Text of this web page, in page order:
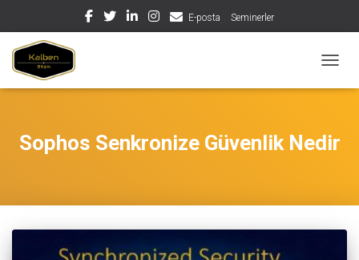
E-posta Seminerler
Sophos Senkronize Güvenlik Nedir